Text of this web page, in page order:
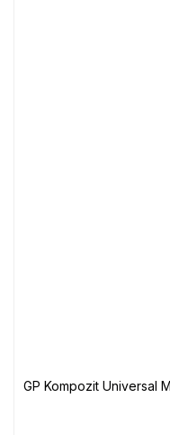
GP Kompozit Universal